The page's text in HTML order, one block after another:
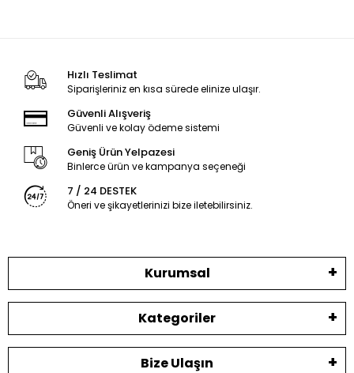
Hızlı Teslimat
Siparişleriniz en kısa sürede elinize ulaşır.
Güvenli Alışveriş
Güvenli ve kolay ödeme sistemi
Geniş Ürün Yelpazesi
Binlerce ürün ve kampanya seçeneği
7 / 24 DESTEK
Öneri ve şikayetlerinizi bize iletebilirsiniz.
Kurumsal
Kategoriler
Bize Ulaşın